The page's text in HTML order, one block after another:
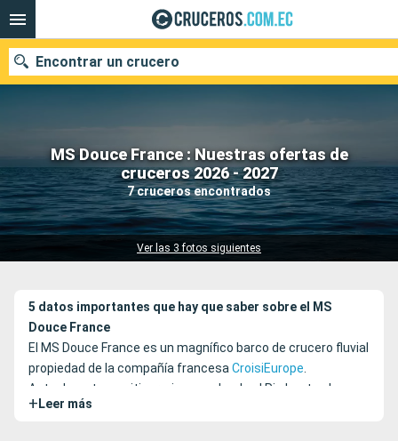
MS Douce France : Nuestras ofertas de
cruceros 2026 - 2027
7 cruceros encontrados
Ver las 3 fotos siguientes
Encontrar un crucero
Nuestros destinos
Fecha de salida
5 datos importantes que hay que saber sobre el MS
Douce France
El MS Douce France es un magnífico barco de crucero fluvial
propiedad de la compañía francesaCroisiEurope.
Actualmente sus itinerarios van desde el Rin hasta el
Danubio ofreciendo excepcionales cruceros transeuropeos.
+ Leer más